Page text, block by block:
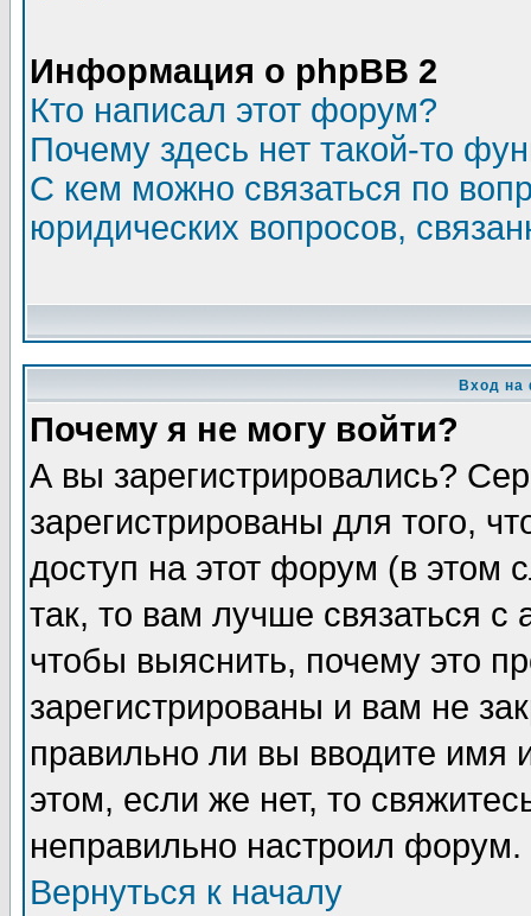
Информация о phpBB 2
Кто написал этот форум?
Почему здесь нет такой-то
С кем можно связаться по
юридических вопросов,
Вход на
Почему я не могу войти?
А вы зарегистрировались?
зарегистрированы для того,
доступ на этот форум (в этом
так, то вам лучше связаться
чтобы выяснить, почему это
зарегистрированы и вам не
правильно ли вы вводите
этом, если же нет, то
неправильно настроил форум.
Вернуться к началу